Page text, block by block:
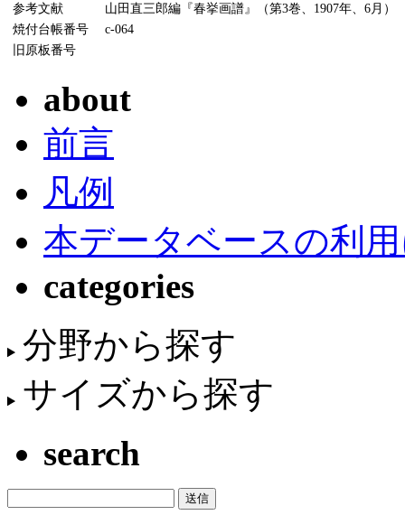
参考文献
山田直三郎編『春挙画譜』（第3巻、1907年、6月）
焼付台帳番号
c-064
旧原板番号
about
前言
凡例
本データベースの利
categories
分野から探す
サイズから探す
search